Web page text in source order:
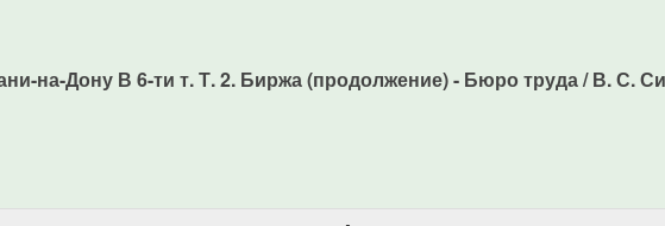
на-Дону В 6-ти т. Т. 2. Биржа (продолжение) - Бюро труда / В. С.